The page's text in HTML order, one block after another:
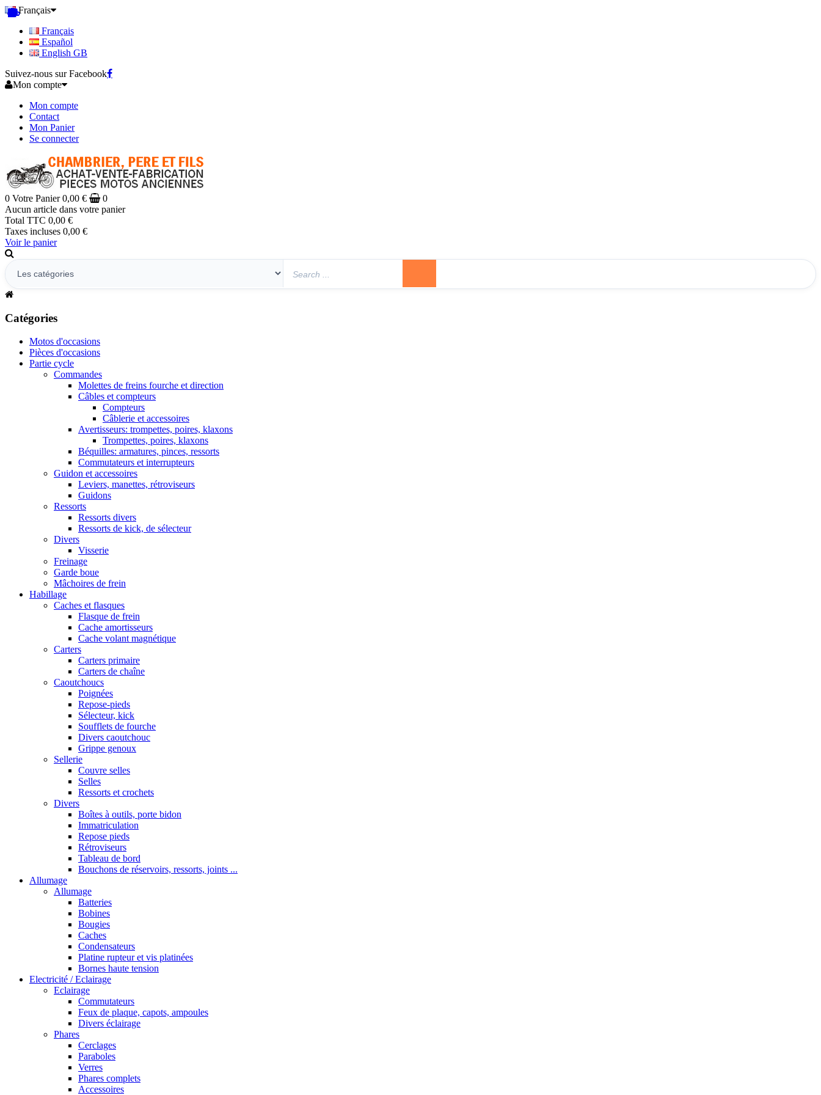
Français
Français
Español
English GB
Suivez-nous sur Facebook
Mon compte
Mon compte
Contact
Mon Panier
Se connecter
0 Votre Panier 0,00 €
0
Aucun article dans votre panier
Total TTC 0,00 €
Taxes incluses 0,00 €
Voir le panier
Catégories
Motos d'occasions
Pièces d'occasions
Partie cycle
Commandes
Molettes de freins fourche et direction
Câbles et compteurs
Compteurs
Câblerie et accessoires
Avertisseurs: trompettes, poires, klaxons
Trompettes, poires, klaxons
Béquilles: armatures, pinces, ressorts
Commutateurs et interrupteurs
Guidon et accessoires
Leviers, manettes, rétroviseurs
Guidons
Ressorts
Ressorts divers
Ressorts de kick, de sélecteur
Divers
Visserie
Freinage
Garde boue
Mâchoires de frein
Habillage
Caches et flasques
Flasque de frein
Cache amortisseurs
Cache volant magnétique
Carters
Carters primaire
Carters de chaîne
Caoutchoucs
Poignées
Repose-pieds
Sélecteur, kick
Soufflets de fourche
Divers caoutchouc
Grippe genoux
Sellerie
Couvre selles
Selles
Ressorts et crochets
Divers
Boîtes à outils, porte bidon
Immatriculation
Repose pieds
Rétroviseurs
Tableau de bord
Bouchons de réservoirs, ressorts, joints ...
Allumage
Allumage
Batteries
Bobines
Bougies
Caches
Condensateurs
Platine rupteur et vis platinées
Bornes haute tension
Electricité / Eclairage
Eclairage
Commutateurs
Feux de plaque, capots, ampoules
Divers éclairage
Phares
Cerclages
Paraboles
Verres
Phares complets
Accessoires